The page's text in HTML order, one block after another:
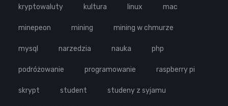
kryptowaluty kultura linux mac
minepeon mining mining w chmurze
mysql narzedzia nauka php
podróżowanie programowanie raspberry pi
skrypt student studeny z syjamu